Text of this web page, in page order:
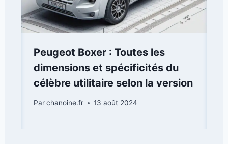
Peugeot Boxer : Toutes les
dimensions et spécificités du
célèbre utilitaire selon la version
Parchanoine.fr 13 août 2024